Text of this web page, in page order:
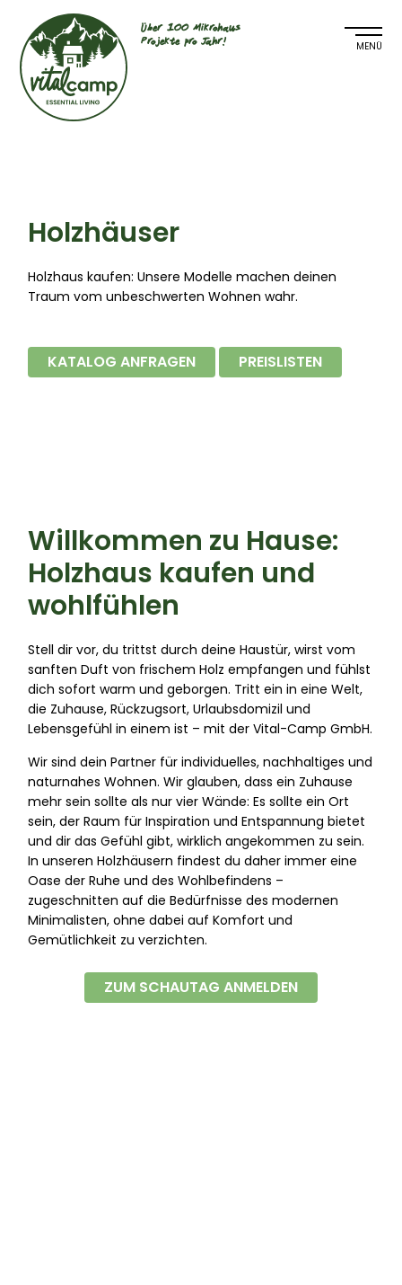
Über 100 Mikrohaus
Projekte pro Jahr!
Holzhäuser
Holzhaus kaufen: Unsere Modelle machen deinen
Traum vom unbeschwerten Wohnen wahr.
KATALOG ANFRAGEN PREISLISTEN
Willkommen zu Hause:
Holzhaus kaufen und
wohlfühlen
Stell dir vor, du trittst durch deine Haustür, wirst vom
sanften Duft von frischem Holz empfangen und fühlst
dich sofort warm und geborgen. Tritt ein in eine Welt,
die Zuhause, Rückzugsort, Urlaubsdomizil und
Lebensgefühl in einem ist – mit der Vital-Camp GmbH.
Wir sind dein Partner für individuelles, nachhaltiges und
naturnahes Wohnen. Wir glauben, dass ein Zuhause
mehr sein sollte als nur vier Wände: Es sollte ein Ort
sein, der Raum für Inspiration und Entspannung bietet
und dir das Gefühl gibt, wirklich angekommen zu sein.
In unseren Holzhäusern findest du daher immer eine
Oase der Ruhe und des Wohlbefindens –
zugeschnitten auf die Bedürfnisse des modernen
Minimalisten, ohne dabei auf Komfort und
Gemütlichkeit zu verzichten.
ZUM SCHAUTAG ANMELDEN